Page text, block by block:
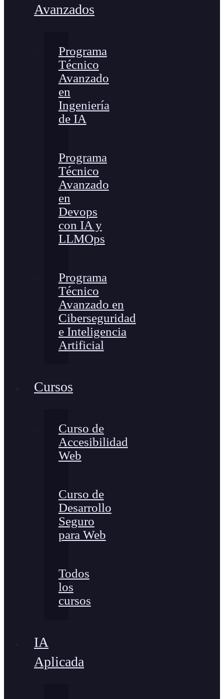
Avanzados
Programa
Técnico
Avanzado
en
Ingeniería
de IA
Programa
Técnico
Avanzado
en
Devops
con IA y
LLMOps
Programa
Técnico
Avanzado en
Ciberseguridad
e Inteligencia
Artificial
Cursos
Curso de
Accesibilidad
Web
Curso de
Desarrollo
Seguro
para Web
Todos
los
cursos
IA
Aplicada